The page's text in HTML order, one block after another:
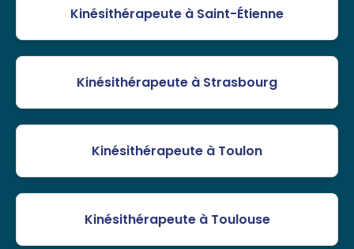
Kinésithérapeute à Saint-Étienne
Kinésithérapeute à Strasbourg
Kinésithérapeute à Toulon
Kinésithérapeute à Toulouse